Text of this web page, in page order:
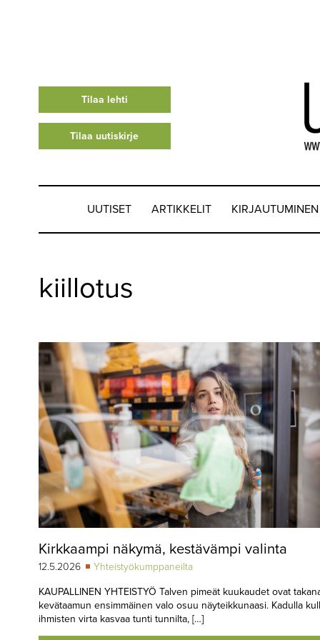
Tilaa lehti
Tilaa uutiskirje
UUTISET ARTIKKELIT KIRJAUTUMINEN
ARTIKKELIT
ARKISTO
TILAUSASIAT
MEDIATIEDOT
TIETOA
LEHDESTÄ
TAPAHTUMAT
YHTEYSTIEDOT
kiillotus
Kirkkaampi näkymä, kestävämpi valinta
12.5.2026 Yhteistyökumppaneilta
KAUPALLINEN YHTEISTYÖ Talven pimeät kuukaudet ovat
kevätaamun ensimmäinen valo osuu näyteikkunaasi. Kadulla
ihmisten virta kasvaa tunti tunnilta, […]